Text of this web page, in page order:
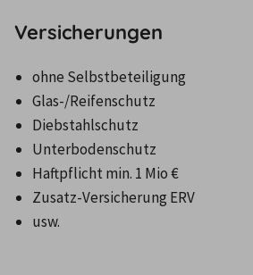
Versicherungen
Glas-/Reifenschutz
Diebstahlschutz
usw.